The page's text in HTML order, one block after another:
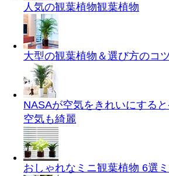
人気の観葉植物観葉植物
大型の観葉植物＆選び方のコ
NASAが空気をきれいにする
空気も綺麗
おしゃれなミニ観葉植物 6選